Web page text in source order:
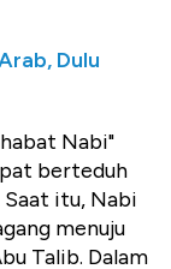
Dulu
Nabi"
berteduh
itu, Nabi
menuju
Talib. Dalam